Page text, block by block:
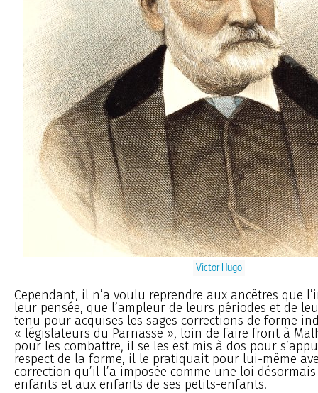
Victor Hugo
Cependant, il n’a voulu reprendre aux ancêtres que
leur pensée, que l’ampleur de leurs périodes et de
tenu pour acquises les sages corrections de forme
« législateurs du Parnasse », loin de faire front à
pour les combattre, il se les est mis à dos pour
respect de la forme, il le pratiquait pour lui-même
correction qu’il l’a imposée comme une loi
enfants et aux enfants de ses petits-enfants.